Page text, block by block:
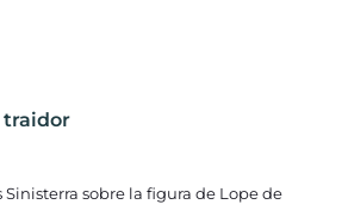
traidor
Sinisterra sobre la figura de Lope de